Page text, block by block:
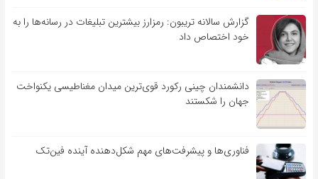
گزارش سالانه تریبون: رمزارز بیشترین تبلیغات در رسانه‌ها را به
خود اختصاص داد
دانشمندان چینی رکورد قوی‌ترین میدان مغناطیسی یکنواخت
جهان را شکستند
فناوری‌ها و پیشرفت‌های مهم شکل‌دهنده آینده فین‌تک